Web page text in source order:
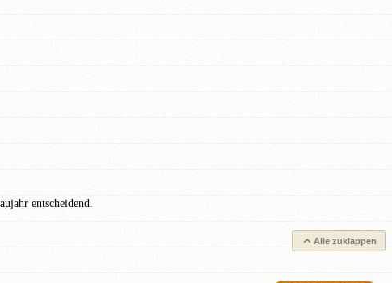
entscheidend.
Alle zuklappen